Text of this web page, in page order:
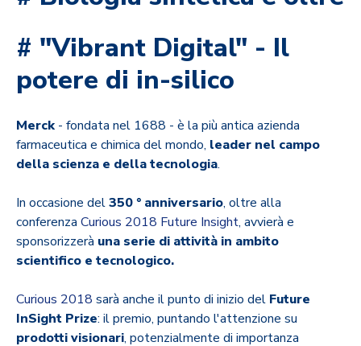
# "Vibrant Digital" - Il
potere di in-silico
Merck - fondata nel 1688 - è la più antica azienda
farmaceutica e chimica del mondo, leader nel campo
della scienza e della tecnologia.
In occasione del350 ° anniversario, oltre alla
conferenza Curious 2018 Future Insight, avvierà e
sponsorizzerà una serie di attività in ambito
scientifico e tecnologico.
Curious 2018 sarà anche il punto di inizio del Future
InSight Prize: il premio, puntando l'attenzione su
prodotti visionari, potenzialmente di importanza